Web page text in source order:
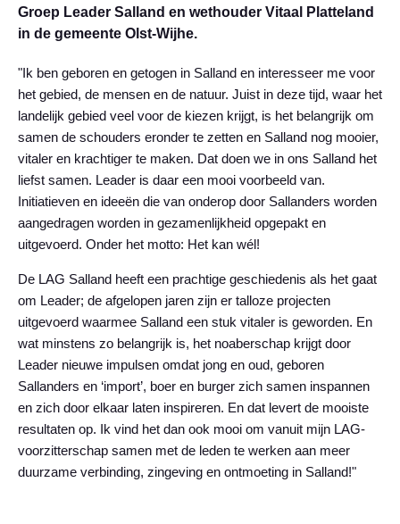
Groep Leader Salland en wethouder Vitaal Platteland
in de gemeente Olst-Wijhe.
"Ik ben geboren en getogen in Salland en interesseer me voor
het gebied, de mensen en de natuur. Juist in deze tijd, waar het
landelijk gebied veel voor de kiezen krijgt, is het belangrijk om
samen de schouders eronder te zetten en Salland nog mooier,
vitaler en krachtiger te maken. Dat doen we in ons Salland het
liefst samen. Leader is daar een mooi voorbeeld van.
Initiatieven en ideeën die van onderop door Sallanders worden
aangedragen worden in gezamenlijkheid opgepakt en
uitgevoerd. Onder het motto: Het kan wél!
De LAG Salland heeft een prachtige geschiedenis als het gaat
om Leader; de afgelopen jaren zijn er talloze projecten
uitgevoerd waarmee Salland een stuk vitaler is geworden. En
wat minstens zo belangrijk is, het noaberschap krijgt door
Leader nieuwe impulsen omdat jong en oud, geboren
Sallanders en ‘import’, boer en burger zich samen inspannen
en zich door elkaar laten inspireren. En dat levert de mooiste
resultaten op. Ik vind het dan ook mooi om vanuit mijn LAG-
voorzitterschap samen met de leden te werken aan meer
duurzame verbinding, zingeving en ontmoeting in Salland!"